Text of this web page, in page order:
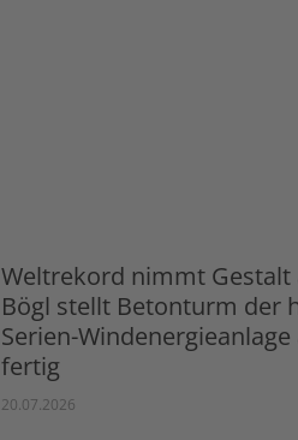
Weltrekord nimmt Gestalt
Bögl stellt Betonturm der
Serien-Windenergieanlage
fertig
20.07.2026